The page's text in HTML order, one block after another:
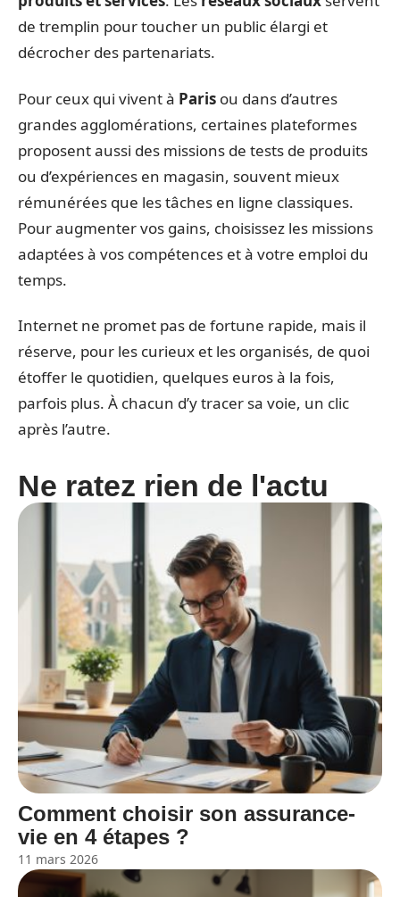
de tremplin pour toucher un public élargi et
décrocher des partenariats.
Pour ceux qui vivent à Paris ou dans d’autres
grandes agglomérations, certaines plateformes
proposent aussi des missions de tests de produits
ou d’expériences en magasin, souvent mieux
rémunérées que les tâches en ligne classiques.
Pour augmenter vos gains, choisissez les missions
adaptées à vos compétences et à votre emploi du
temps.
Internet ne promet pas de fortune rapide, mais il
réserve, pour les curieux et les organisés, de quoi
étoffer le quotidien, quelques euros à la fois,
parfois plus. À chacun d’y tracer sa voie, un clic
après l’autre.
Ne ratez rien de l'actu
Comment choisir son assurance-
vie en 4 étapes ?
11 mars 2026